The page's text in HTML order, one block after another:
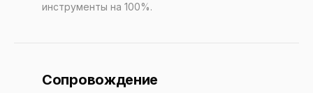
инструменты на 100%.
Сопровождение